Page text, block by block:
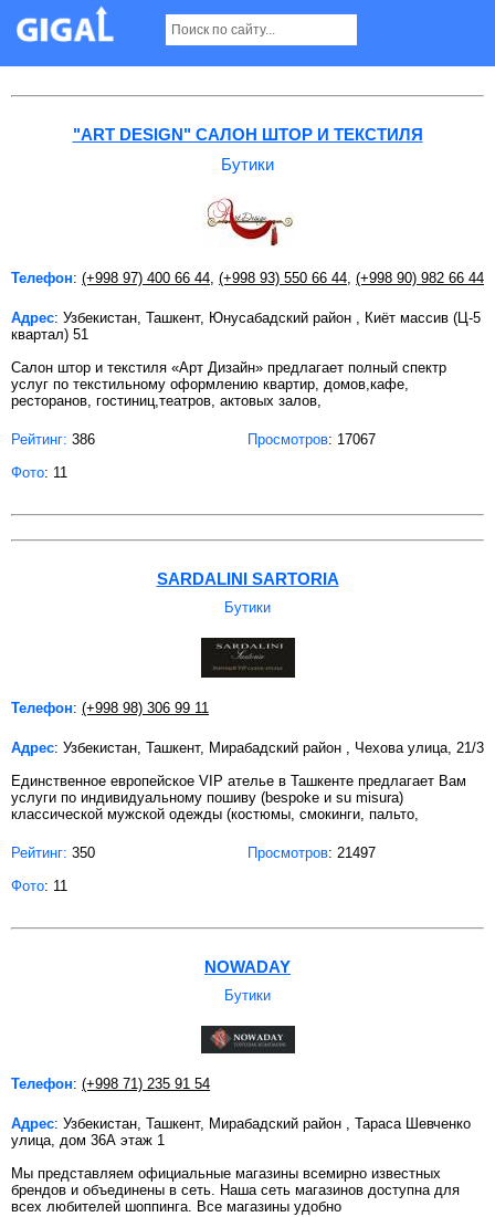
Бутики в Ташкенте
"ART DESIGN" САЛОН ШТОР И ТЕКСТИЛЯ
Бутики
Телефон: (+998 97) 400 66 44 (+998 93) 550 66 44 (+998 90) 982 66 44
Адрес: Узбекистан, Ташкент, Юнусабадский район , Киёт массив (Ц-5
квартал) 51
Салон штор и текстиля «Арт Дизайн» предлагает полный спектр
услуг по текстильному оформлению квартир, домов,кафе,
ресторанов, гостиниц,театров, актовых залов,
Рейтинг: 386 Просмотров: 17067
Фото: 11
SARDALINI SARTORIA
Бутики
Телефон: (+998 98) 306 99 11
Адрес: Узбекистан, Ташкент, Мирабадский район , Чехова улица, 21/3
Единственное европейское VIP ателье в Ташкенте предлагает Вам
услуги по индивидуальному пошиву (bespoke и su misura)
классической мужской одежды (костюмы, смокинги, пальто,
Рейтинг: 350 Просмотров: 21497
Фото: 11
NOWADAY
Бутики
Телефон: (+998 71) 235 91 54
Адрес: Узбекистан, Ташкент, Мирабадский район , Тараса Шевченко
улица, дом 36А этаж 1
Мы представляем официальные магазины всемирно известных
брендов и объединены в сеть. Наша сеть магазинов доступна для
всех любителей шоппинга. Все магазины удобно